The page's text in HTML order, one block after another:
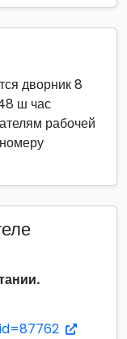
дворник 8
ш час
рабочей